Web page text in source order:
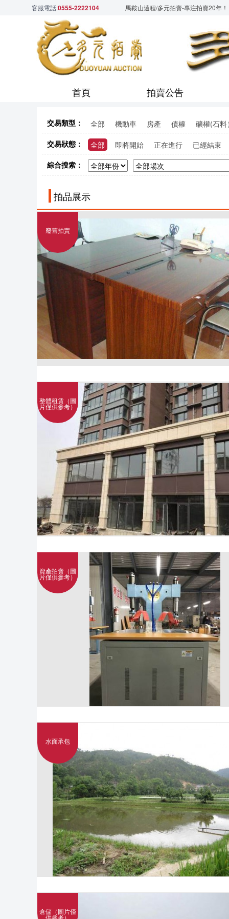
客服電話:0555-2222104 馬鞍山遠程/多元拍賣-專注拍賣20年！
首頁 拍賣公告
交易類型： 全部 機動車 房產 債權
礦權(石料
交易狀態：
全部 即將開始 正在進行
已經結束
綜合搜索：
拍品展示
廢舊拍賣
整體租賃（圖
片僅供參考）
資產拍賣（圖
片僅供參考）
水面承包
倉儲（圖片僅
供參考）